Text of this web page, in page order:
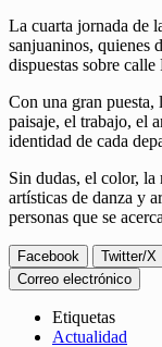
La cuarta jornada de
sanjuaninos, quienes
dispuestas sobre calle
Con una gran puesta,
paisaje, el trabajo, el
identidad de cada
Sin dudas, el color, la
artísticas de danza y
personas que se
Facebook Twitter/X
Correo electrónico
Etiquetas
Actualidad